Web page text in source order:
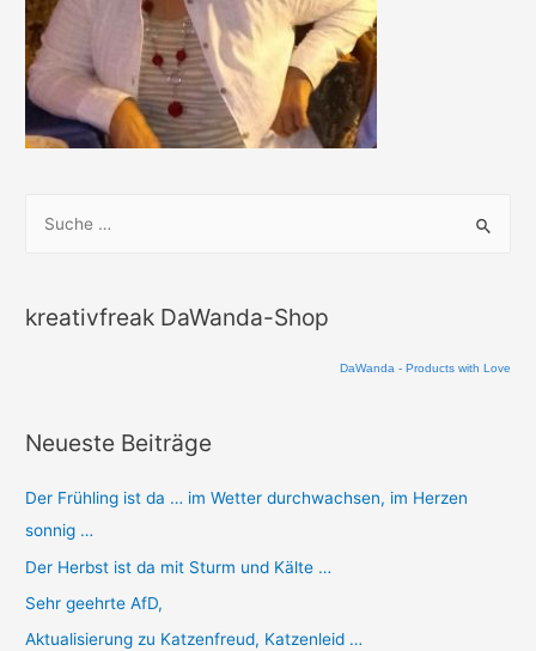
h
a
h
:
kreativfreak DaWanda-Shop
DaWanda - Products with Love
Neueste Beiträge
Der Frühling ist da … im Wetter durchwachsen, im Herzen
sonnig …
Der Herbst ist da mit Sturm und Kälte …
Sehr geehrte AfD,
Aktualisierung zu Katzenfreud, Katzenleid …